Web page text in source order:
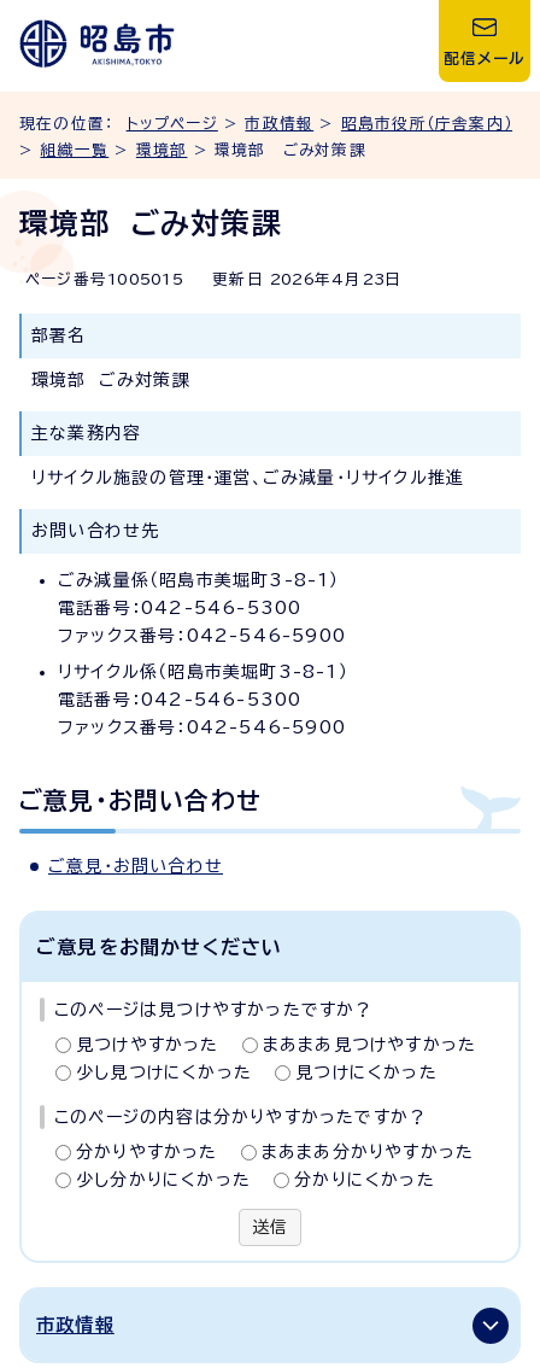
配信メール
現在の位置： トップページ >市政情報 >
昭島市役所（庁舎案内）
>組織一覧 > 環境部 > 環境部 ごみ対策課
環境部 ごみ対策課
ページ番号 1005015 更新日 2026年4月 23 日
部署名
環境部 ごみ対策課
主な業務内容
リサイクル施設の管理・運営、ごみ減量・リサイクル推進
お問い合わせ先
ごみ減量係（昭島市美堀町3-8-1）
電話番号：042-546-5300
ファックス番号：042-546-5900
リサイクル係（昭島市美堀町3-8-1）
電話番号：042-546-5300
ファックス番号：042-546-5900
ご意見・お問い合わせ
ご意見・お問い合わせ
ご意見をお聞かせください
このページは見つけやすかったですか？
見つけやすかった
まあまあ見つけやすかった
少し見つけにくかった
見つけにくかった
このページの内容は分かりやすかったですか？
分かりやすかった
まあまあ分かりやすかった
少し分かりにくかった
分かりにくかった
送信
市政情報